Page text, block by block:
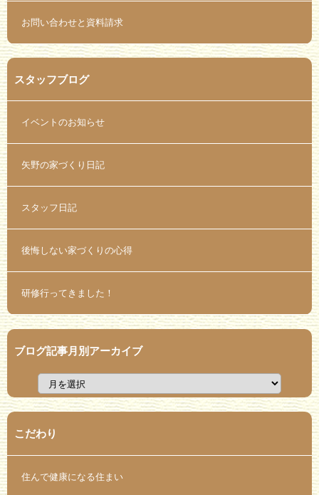
お問い合わせと資料請求
スタッフブログ
イベントのお知らせ
矢野の家づくり日記
スタッフ日記
後悔しない家づくりの心得
研修行ってきました！
ブログ記事月別アーカイブ
こだわり
住んで健康になる住まい